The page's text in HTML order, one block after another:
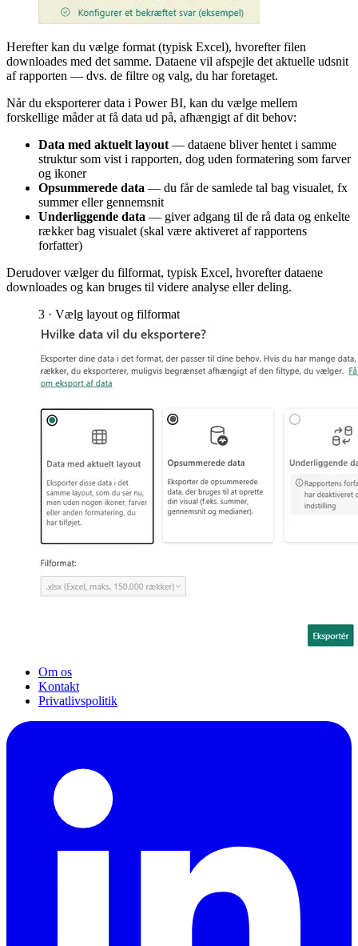
Herefter kan du vælge format (typisk Excel), hvorefter filen
downloades med det samme. Dataene vil afspejle det aktuelle udsnit
af rapporten — dvs. de filtre og valg, du har foretaget.
Når du eksporterer data i Power BI, kan du vælge mellem
forskellige måder at få data ud på, afhængigt af dit behov:
Data med aktuelt layout — dataene bliver hentet i samme
struktur som vist i rapporten, dog uden formatering som farver
og ikoner
Opsummerede data — du får de samlede tal bag visualet, fx
summer eller gennemsnit
Underliggende data — giver adgang til de rå data og enkelte
rækker bag visualet (skal være aktiveret af rapportens
forfatter)
Derudover vælger du filformat, typisk Excel, hvorefter dataene
downloades og kan bruges til videre analyse eller deling.
3 · Vælg layout og filformat
Om os
Kontakt
Privatlivspolitik